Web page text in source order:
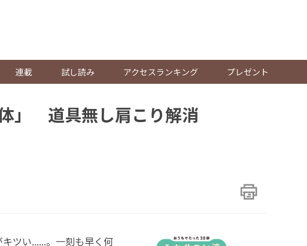
連載 試し読み アクセスランキング プレゼント
」 道具無し肩こり解消
ツい......。一刻も早く何